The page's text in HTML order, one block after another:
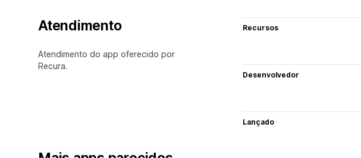
Atendimento
Atendimento do app oferecido por
Recura.
Recursos
Desenvolvedor
Lançado